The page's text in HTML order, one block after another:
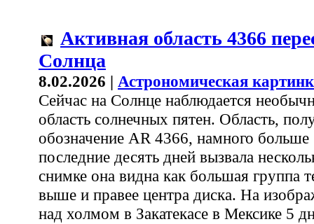
Активная область 4366
Солнца
8.02.2026 | Астрономическая
Сейчас на Солнце наблюдается
область солнечных пятен. Область,
обозначение AR 4366, намного больше
последние десять дней вызвала
снимке она видна как большая группа
выше и правее центра диска. На
над холмом в Закатекасе в Мексике 5